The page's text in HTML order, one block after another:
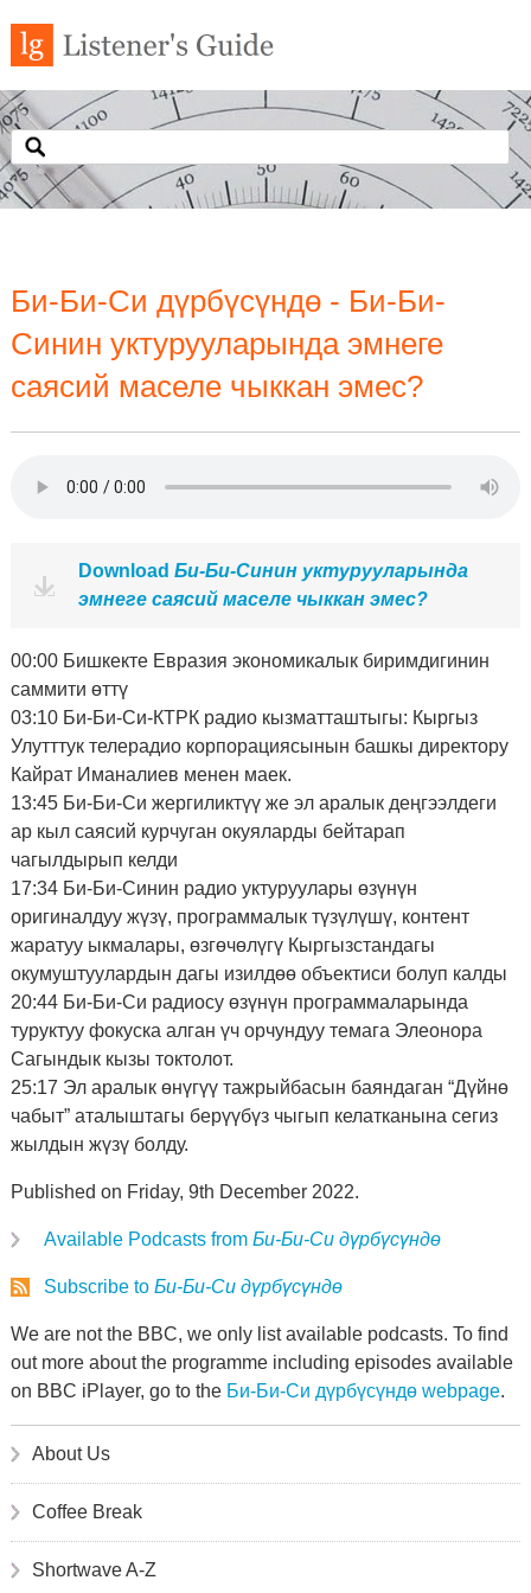
Би-Би-Си дүрбүсүндө - Би-Би-
Синин уктурууларында эмнеге
саясий маселе чыккан эмес?
Download Би-Би-Синин уктурууларында
эмнеге саясий маселе чыккан эмес?
00:00 Бишкекте Евразия экономикалык биримдигинин
саммити өттү
03:10 Би-Би-Си-КТРК радио кызматташтыгы: Кыргыз
Улутттук телерадио корпорациясынын башкы директору
Кайрат Иманалиев менен маек.
13:45 Би-Би-Си жергиликтүү же эл аралык деңгээлдеги
ар кыл саясий курчуган окуяларды бейтарап
чагылдырып келди
17:34 Би-Би-Синин радио уктуруулары өзүнүн
оригиналдуу жүзү, программалык түзүлүшү, контент
жаратуу ыкмалары, өзгөчөлүгү Кыргызстандагы
окумуштуулардын дагы изилдөө объектиси болуп калды
20:44 Би-Би-Си радиосу өзүнүн программаларында
туруктуу фокуска алган үч орчундуу темага Элеонора
Сагындык кызы токтолот.
25:17 Эл аралык өнүгүү тажрыйбасын баяндаган “Дүйнө
чабыт” аталыштагы берүүбүз чыгып келатканына сегиз
жылдын жүзү болду.
Published on Friday, 9th December 2022.
Available Podcasts from Би-Би-Си дүрбүсүндө
Subscribe to Би-Би-Си дүрбүсүндө
We are not the BBC, we only list available podcasts. To find
out more about the programme including episodes available
on BBC iPlayer, go to the Би-Би-Си дүрбүсүндө webpage.
About Us
Coffee Break
Shortwave A-Z